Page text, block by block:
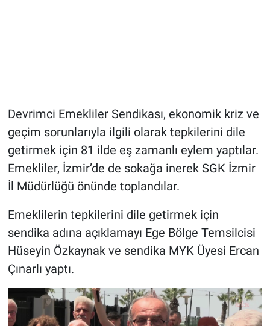
Devrimci Emekliler Sendikası, ekonomik kriz ve
geçim sorunlarıyla ilgili olarak tepkilerini dile
getirmek için 81 ilde eş zamanlı eylem yaptılar.
Emekliler, İzmir’de de sokağa inerek SGK İzmir
İl Müdürlüğü önünde toplandılar.
Emeklilerin tepkilerini dile getirmek için
sendika adına açıklamayı Ege Bölge Temsilcisi
Hüseyin Özkaynak ve sendika MYK Üyesi Ercan
Çınarlı yaptı.